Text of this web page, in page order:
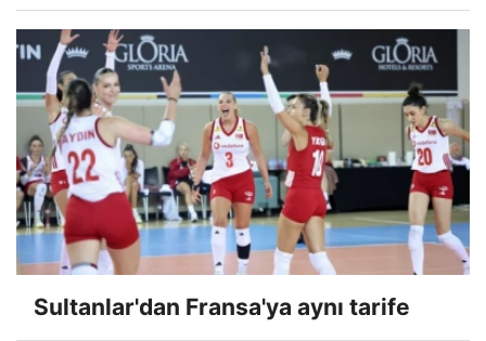
Sultanlar'dan Fransa'ya aynı tarife